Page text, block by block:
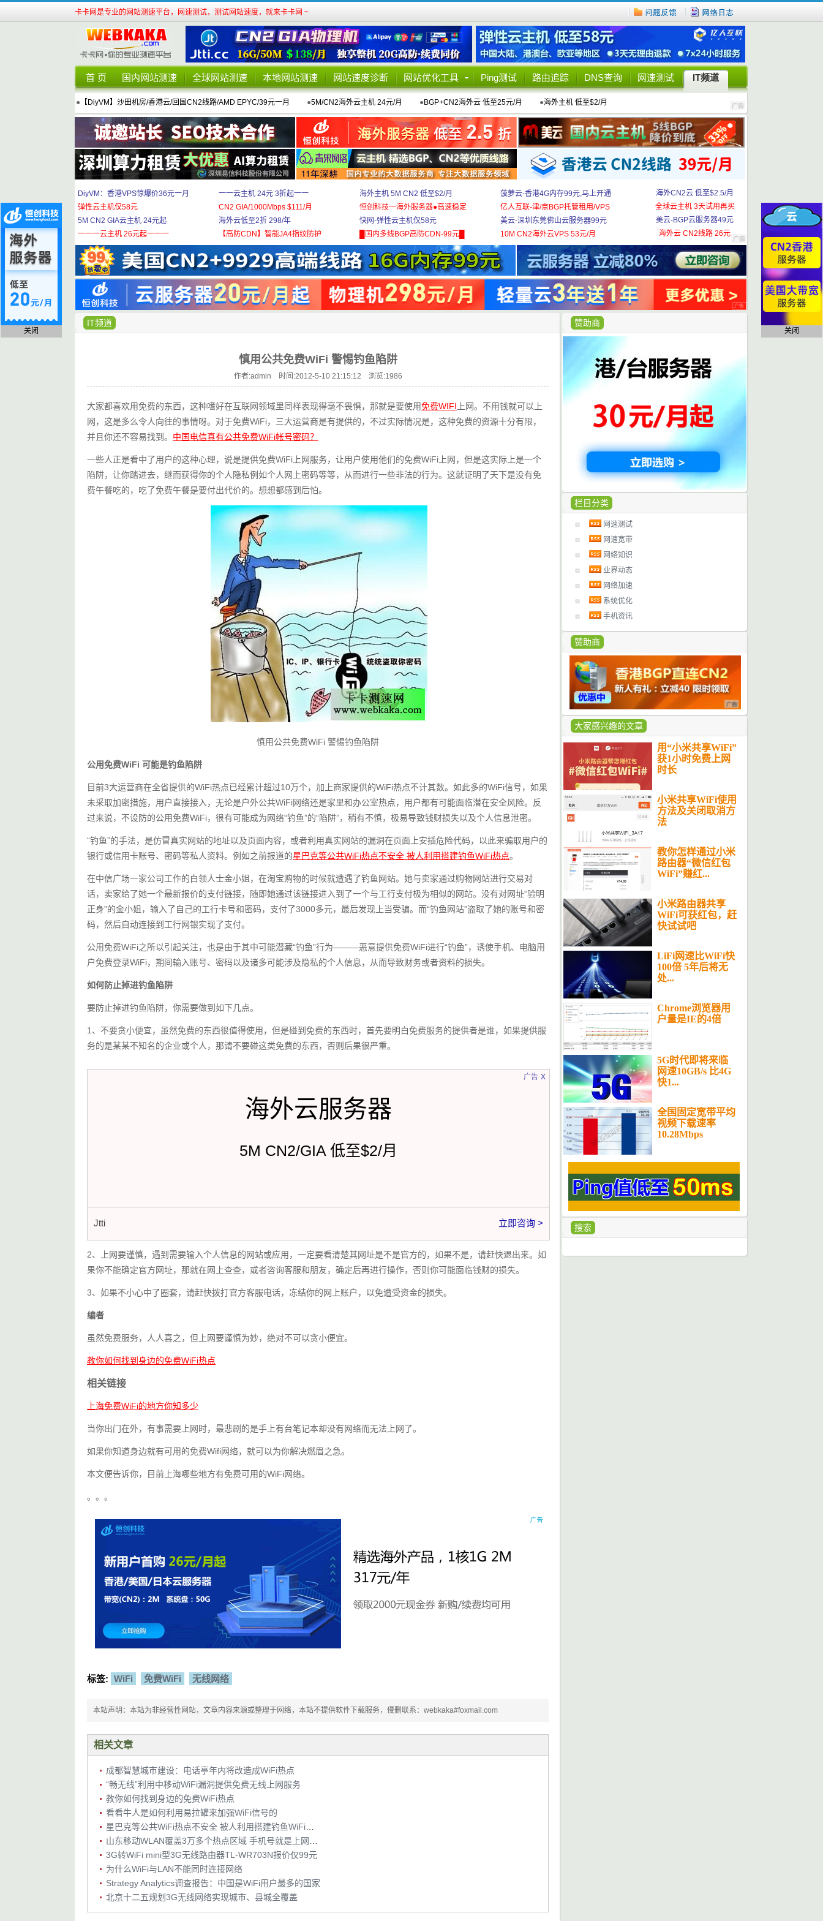
卡卡网是专业的网站测速平台，网速测试，测试网站速度，就来卡卡网 ~
首 页 国内网站测速 全球网站测速 本地网站测速 网站速度诊断 网站优化工具 Ping测试 路由追踪 DNS查询 网速测试 IT频道
● 【DiyVM】沙田机房/香港云/回国CN2线路/AMD EPYC/39元一月 ●5M/CN2海外云主机 24元/月 ●BGP+CN2海外云 低至25元/月 ●海外主机 低至$2/月
DiyVM：香港VPS惊爆价36元一月
弹性云主机仅58元
5M CN2 GIA云主机 24元起
一一一云主机 26元起一一一
一一云主机 24元 3折起一一
CN2 GIA/1000Mbps $111/月
海外云低至2折 298/年
【高防CDN】智能JA4指纹防护
海外主机 5M CN2 低至$2/月
恒创科技一海外服务器●高速稳定
快网-弹性云主机仅58元
█国内多线BGP高防CDN-99元█
菠萝云-香港4G内存99元,马上开通
亿人互联-津/京BGP托管租用/VPS
美云-深圳东莞佛山云服务器99元
10M CN2海外云VPS 53元/月
海外CN2云 低至$2.5/月
全球云主机 3天试用再买
美云-BGP云服务器49元
海外云 CN2线路 26元
赞助商
栏目分类
网速测试
网速宽带
网络知识
业界动态
网络加速
系统优化
手机资讯
赞助商
大家感兴趣的文章
用“小米共享WiFi”
获1小时免费上网
时长
小米共享WiFi使用
方法及关闭取消方
法
教你怎样通过小米
路由器“微信红包
WiFi”赚红...
小米路由器共享
WiFi可获红包，赶
快试试吧
LiFi网速比WiFi快
100倍 5年后将无
处...
Chrome浏览器用
户量是IE的4倍
5G时代即将来临
网速10GB/s 比4G
快1...
全国固定宽带平均
视频下载速率
10.28Mbps
搜索
IT频道
慎用公共免费WiFi 警惕钓鱼陷阱
作者:admin 时间:2012-5-10 21:15:12 浏览:1986
大家都喜欢用免费的东西，这种嗜好在互联网领域里同样表现得毫不畏惧，那就是要使用免费WIFI 上网。不用钱就可以上
网，这是多么令人向往的事情呀。对于免费WiFi，三大运营商是有提供的，不过实际情况是，这种免费的资源十分有限，
并且你还不容易找到。 中国电信真有公共免费WiFi帐号密码？
一些人正是看中了用户的这种心理，说是提供免费WiFi上网服务，让用户使用他们的免费WiFi上网，但是这实际上是一个
陷阱，让你踏进去，继而获得你的个人隐私例如个人网上密码等等，从而进行一些非法的行为。这就证明了天下是没有免
费午餐吃的，吃了免费午餐是要付出代价的。想想都感到后怕。
慎用公共免费WiFi 警惕钓鱼陷阱
公用免费WiFi 可能是钓鱼陷阱
目前3大运营商在全省提供的WiFi热点已经累计超过10万个，加上商家提供的WiFi热点不计其数。如此多的WiFi信号，如果
未采取加密措施，用户直接接入，无论是户外公共WiFi网络还是家里和办公室热点，用户都有可能面临潜在安全风险。反
过来说，不设防的公用免费WiFi，很有可能成为网络“钓鱼”的“陷阱”，稍有不慎，极易导致钱财损失以及个人信息泄密。
“钓鱼”的手法，是仿冒真实网站的地址以及页面内容，或者利用真实网站的漏洞在页面上安插危险代码，以此来骗取用户的
银行或信用卡账号、密码等私人资料。例如之前报道的星巴克等公共WiFi热点不安全 被人利用搭建钓鱼WiFi热点。
在中信广场一家公司工作的白领人士金小姐，在淘宝购物的时候就遭遇了钓鱼网站。她与卖家通过购物网站进行交易对
话，卖家给了她一个最新报价的支付链接，随即她通过该链接进入到了一个与工行支付极为相似的网站。没有对网址“验明
正身”的金小姐，输入了自己的工行卡号和密码，支付了3000多元，最后发现上当受骗。而“钓鱼网站”盗取了她的账号和密
码，然后自动连接到工行网银实现了支付。
公用免费WiFi之所以引起关注，也是由于其中可能潜藏“钓鱼”行为———恶意提供免费WiFi进行“钓鱼”，诱使手机、电脑用
户免费登录WiFi，期间输入账号、密码以及诸多可能涉及隐私的个人信息，从而导致财务或者资料的损失。
如何防止掉进钓鱼陷阱
要防止掉进钓鱼陷阱，你需要做到如下几点。
1、不要贪小便宜，虽然免费的东西很值得使用，但是碰到免费的东西时，首先要明白免费服务的提供者是谁，如果提供服
务的是某某不知名的企业或个人，那请不要碰这类免费的东西，否则后果很严重。
广告
海外云服务器
5M CN2/GIA 低至$2/月
Jtti 立即咨询 >
x
2、上网要谨慎，遇到需要输入个人信息的网站或应用，一定要看清楚其网址是不是官方的，如果不是，请赶快退出来。如
果你不能确定官方网址，那就在网上查查，或者咨询客服和朋友，确定后再进行操作，否则你可能面临钱财的损失。
3、如果不小心中了圈套，请赶快拨打官方客服电话，冻结你的网上账户，以免遭受资金的损失。
编者
虽然免费服务，人人喜之，但上网要谨慎为妙，绝对不可以贪小便宜。
教你如何找到身边的免费WiFi热点
相关链接
上海免费WiFi的地方你知多少
当你出门在外，有事需要上网时，最悲剧的是手上有台笔记本却没有网络而无法上网了。
如果你知道身边就有可用的免费Wifi网络，就可以为你解决燃眉之急。
本文便告诉你，目前上海哪些地方有免费可用的WiFi网络。
。。。
标签: WiFi 免费WiFi 无线网络
本站声明：本站为非经营性网站，文章内容来源或整理于网络，本站不提供软件下载服务，侵删联系：webkaka#foxmail.com
相关文章
成都智慧城市建设：电话亭年内将改造成WiFi热点
“畅无线”利用中移动WiFi漏洞提供免费无线上网服务
教你如何找到身边的免费WiFi热点
看看牛人是如何利用易拉罐来加强WiFi信号的
3G转WiFi mini型3G无线路由器TL-WR703N报价仅99元
为什么WiFi与LAN不能同时连接网络
Strategy Analytics调查报告：中国是WiFi用户最多的国家
北京十二五规划3G无线网络实现城市、县城全覆盖
关闭 关闭